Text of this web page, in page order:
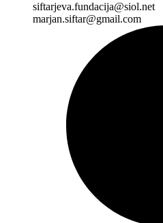
siftarjeva.fundacija@siol.net
marjan.siftar@gmail.com